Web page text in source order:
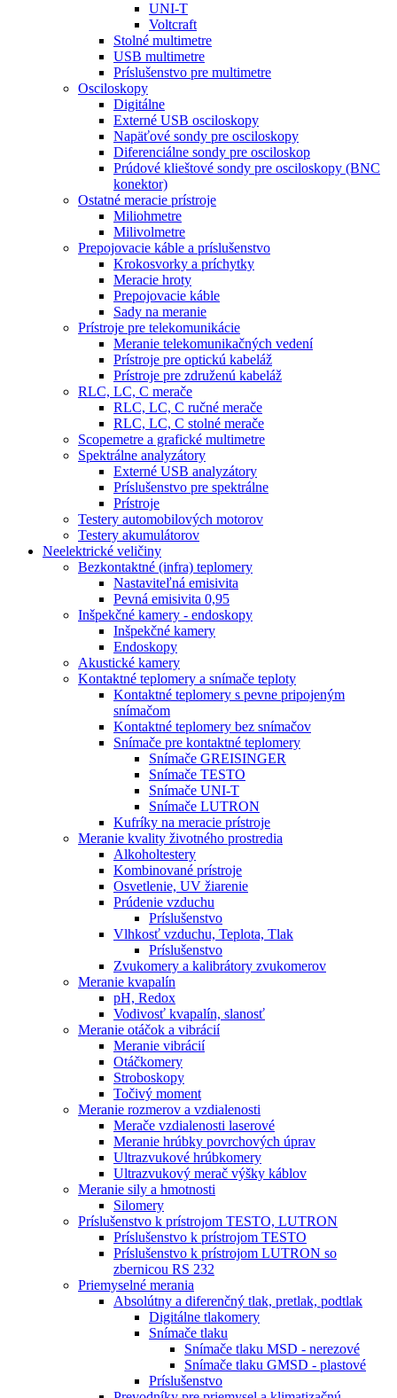
UNI-T
Voltcraft
Stolné multimetre
USB multimetre
Príslušenstvo pre multimetre
Osciloskopy
Digitálne
Externé USB osciloskopy
Napäťové sondy pre osciloskopy
Diferenciálne sondy pre osciloskop
Prúdové klieštové sondy pre osciloskopy (BNC
konektor)
Ostatné meracie prístroje
Miliohmetre
Milivolmetre
Prepojovacie káble a príslušenstvo
Krokosvorky a príchytky
Meracie hroty
Prepojovacie káble
Sady na meranie
Prístroje pre telekomunikácie
Meranie telekomunikačných vedení
Prístroje pre optickú kabeláž
Prístroje pre združenú kabeláž
RLC, LC, C merače
RLC, LC, C ručné merače
RLC, LC, C stolné merače
Scopemetre a grafické multimetre
Spektrálne analyzátory
Externé USB analyzátory
Príslušenstvo pre spektrálne
Prístroje
Testery automobilových motorov
Testery akumulátorov
Neelektrické veličiny
Bezkontaktné (infra) teplomery
Nastaviteľná emisivita
Pevná emisivita 0,95
Inšpekčné kamery - endoskopy
Inšpekčné kamery
Endoskopy
Akustické kamery
Kontaktné teplomery a snímače teploty
Kontaktné teplomery s pevne pripojeným
snímačom
Kontaktné teplomery bez snímačov
Snímače pre kontaktné teplomery
Snímače GREISINGER
Snímače TESTO
Snímače UNI-T
Snímače LUTRON
Kufríky na meracie prístroje
Meranie kvality životného prostredia
Alkoholtestery
Kombinované prístroje
Osvetlenie, UV žiarenie
Prúdenie vzduchu
Príslušenstvo
Vlhkosť vzduchu, Teplota, Tlak
Príslušenstvo
Zvukomery a kalibrátory zvukomerov
Meranie kvapalín
pH, Redox
Vodivosť kvapalín, slanosť
Meranie otáčok a vibrácií
Meranie vibrácií
Otáčkomery
Stroboskopy
Točivý moment
Meranie rozmerov a vzdialenosti
Merače vzdialenosti laserové
Meranie hrúbky povrchových úprav
Ultrazvukové hrúbkomery
Ultrazvukový merač výšky káblov
Meranie sily a hmotnosti
Silomery
Príslušenstvo k prístrojom TESTO, LUTRON
Príslušenstvo k prístrojom TESTO
Príslušenstvo k prístrojom LUTRON so
zbernicou RS 232
Priemyselné merania
Absolútny a diferenčný tlak, pretlak, podtlak
Digitálne tlakomery
Snímače tlaku
Snímače tlaku MSD - nerezové
Snímače tlaku GMSD - plastové
Príslušenstvo